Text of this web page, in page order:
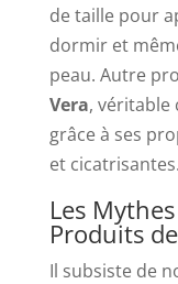
de taille pour
dormir et
peau. Autre
Vera, véritable
grâce à ses
et cicatrisantes.
Les
Produits
Il subsiste de